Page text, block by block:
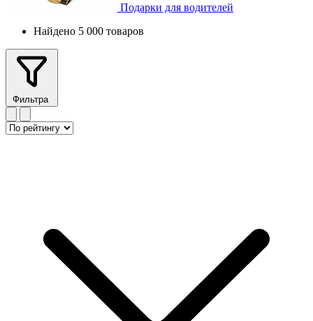
Подарки для водителей
Найдено 5 000 товаров
Фильтра